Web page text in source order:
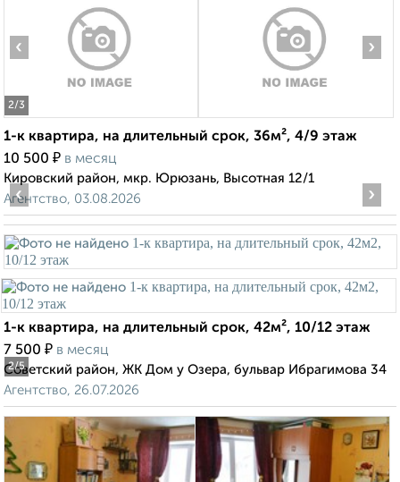
2/3
‹ ›
1-к квартира, на длительный срок, 36м², 4/9 этаж
10 500 ₽ в месяц
Кировский район, мкр. Юрюзань, Высотная 12/1
Агентство, 03.08.2026
2/5
‹ ›
1-к квартира, на длительный срок, 42м², 10/12 этаж
7 500 ₽ в месяц
Советский район, ЖК Дом у Озера, бульвар Ибрагимова 34
Агентство, 26.07.2026